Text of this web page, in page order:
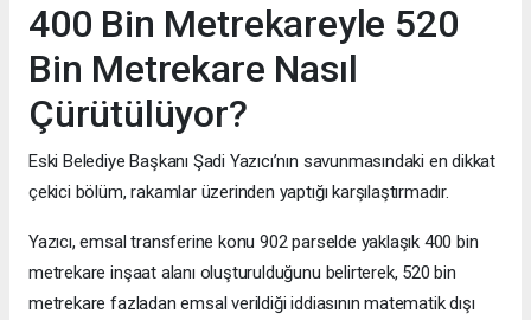
400 Bin Metrekareyle 520
Bin Metrekare Nasıl
Çürütülüyor?
Eski Belediye Başkanı Şadi Yazıcı’nın savunmasındaki en dikkat
çekici bölüm, rakamlar üzerinden yaptığı karşılaştırmadır.
Yazıcı, emsal transferine konu 902 parselde yaklaşık 400 bin
metrekare inşaat alanı oluşturulduğunu belirterek, 520 bin
metrekare fazladan emsal verildiği iddiasının matematik dışı